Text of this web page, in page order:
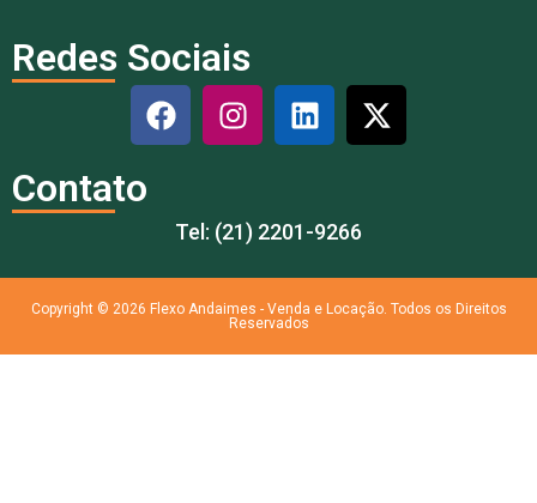
Redes Sociais
Contato
Tel: (21) 2201-9266
Copyright © 2026 Flexo Andaimes - Venda e Locação. Todos os Direitos
Reservados